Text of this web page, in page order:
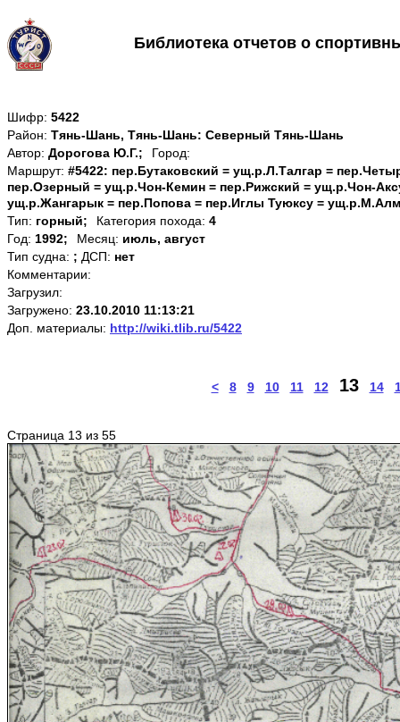
Библиотека отчетов о
Шифр: 5422
Район: Тянь-Шань, Тянь-Шань: Северный Тянь-Шань
Автор: Дорогова Ю.Г.;
Город:
Маршрут: #5422: пер.Бутаковский = ущ.р.Л.Талгар =
пер.Озерный = ущ.р.Чон-Кемин = пер.Рижский = ущ.р.Чон-
ущ.р.Жангарык = пер.Попова = пер.Иглы Туюксу =
Тип: горный; Категория похода: 4
Год: 1992; Месяц: июль, август
Тип судна: ; ДСП: нет
Комментарии:
Загрузил:
Загружено: 23.10.2010 11:13:21
Доп. материалы: http://wiki.tlib.ru/5422
< 8 9 10 11 12 13 14
Страница 13 из 55